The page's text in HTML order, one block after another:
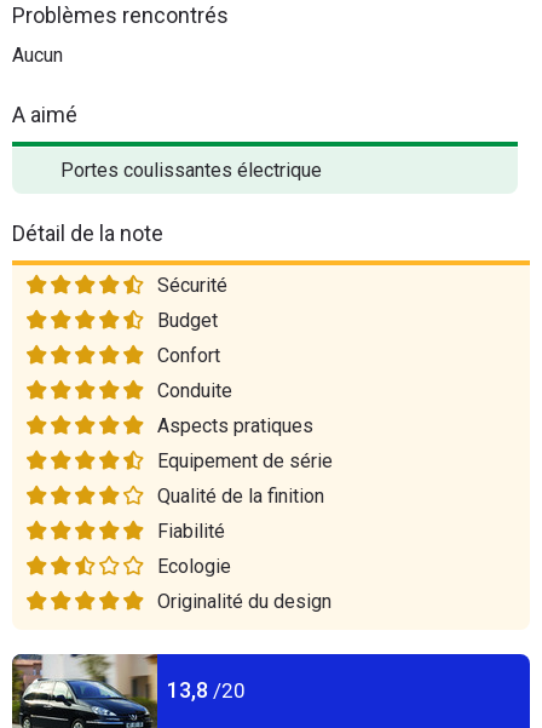
Problèmes rencontrés
Aucun
A aimé
Portes coulissantes électrique
Détail de la note
Sécurité
Budget
Confort
Conduite
Aspects pratiques
Equipement de série
Qualité de la finition
Fiabilité
Ecologie
Originalité du design
13,8 /20